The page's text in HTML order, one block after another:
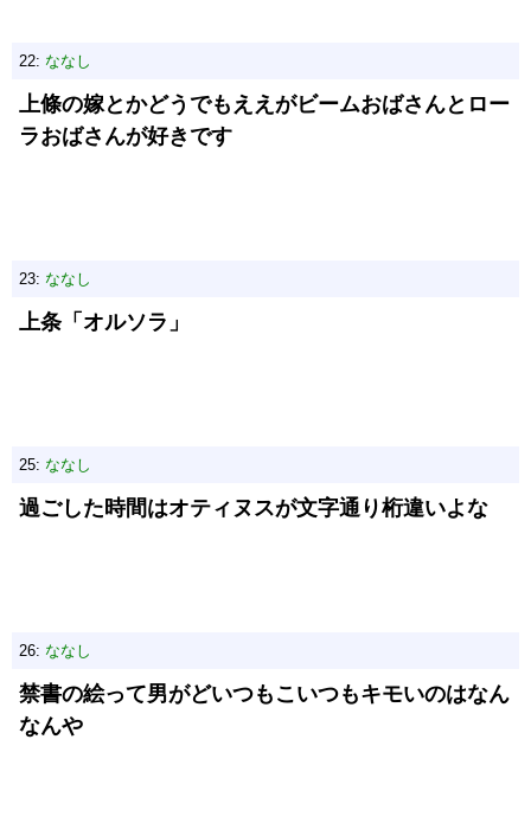
22: ななし
上條の嫁とかどうでもええがビームおばさんとロー
ラおばさんが好きです
23: ななし
上条「オルソラ」
25: ななし
過ごした時間はオティヌスが文字通り桁違いよな
26: ななし
禁書の絵って男がどいつもこいつもキモいのはなん
なんや